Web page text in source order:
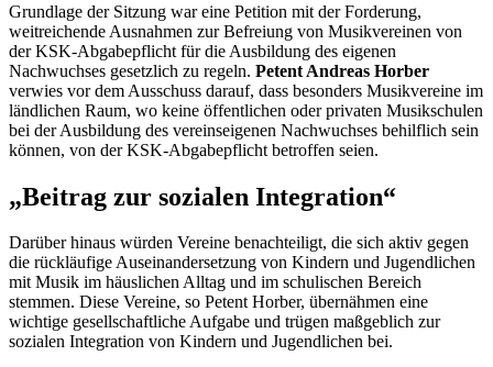
Grundlage der Sitzung war eine Petition mit der Forderung,
weitreichende Ausnahmen zur Befreiung von Musikvereinen von
der KSK-Abgabepflicht für die Ausbildung des eigenen
Nachwuchses gesetzlich zu regeln. Petent Andreas Horber
verwies vor dem Ausschuss darauf, dass besonders Musikvereine im
ländlichen Raum, wo keine öffentlichen oder privaten Musikschulen
bei der Ausbildung des vereinseigenen Nachwuchses behilflich sein
können, von der KSK-Abgabepflicht betroffen seien.
„Beitrag zur sozialen Integration“
Darüber hinaus würden Vereine benachteiligt, die sich aktiv gegen
die rückläufige Auseinandersetzung von Kindern und Jugendlichen
mit Musik im häuslichen Alltag und im schulischen Bereich
stemmen. Diese Vereine, so Petent Horber, übernähmen eine
wichtige gesellschaftliche Aufgabe und trügen maßgeblich zur
sozialen Integration von Kindern und Jugendlichen bei.